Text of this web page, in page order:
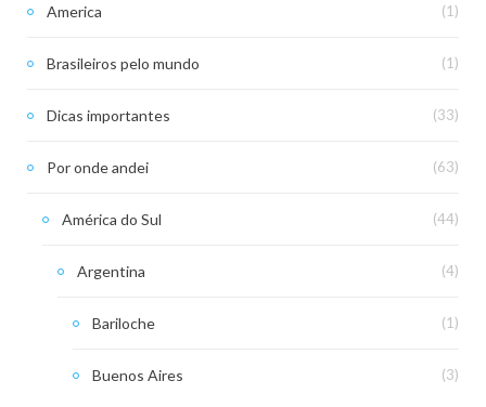
America (1)
Brasileiros pelo mundo (1)
Dicas importantes (33)
Por onde andei (63)
América do Sul (44)
Argentina (4)
Bariloche (1)
Buenos Aires (3)